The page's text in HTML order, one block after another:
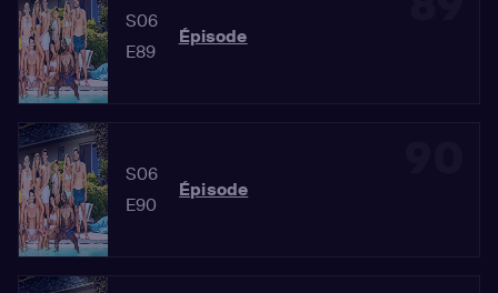
S06
E89
Épisode
S06
E90
Épisode